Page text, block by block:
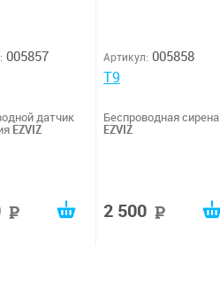
005857
датчик
EZVIZ
руб
Артикул: 005858
T9
Беспроводная сирена
EZVIZ
2 500 руб